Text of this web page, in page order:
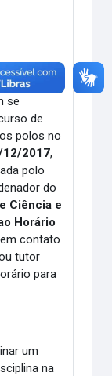
se
de
polos no
12/2017,
polo
do
Ciência e
Horário
contato
tutor
para
um
na